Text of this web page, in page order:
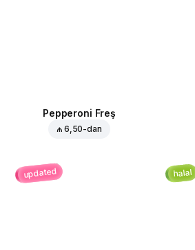
Pepperoni Freş
₼ 6,50-dan
updated halal